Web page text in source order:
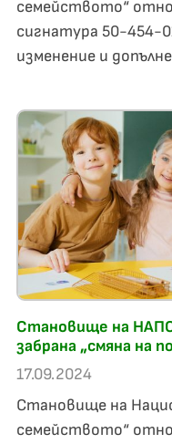
семейството“
сигнатура 50-454-
изменение и
Становище на
забрана „смяна на
17.09.2024
Становище на
семейството“